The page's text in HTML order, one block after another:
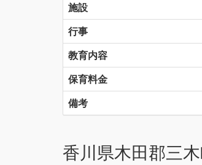
施設
行事
教育内容
保育料金
備考
香川県木田郡三